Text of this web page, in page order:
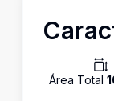
Área Total